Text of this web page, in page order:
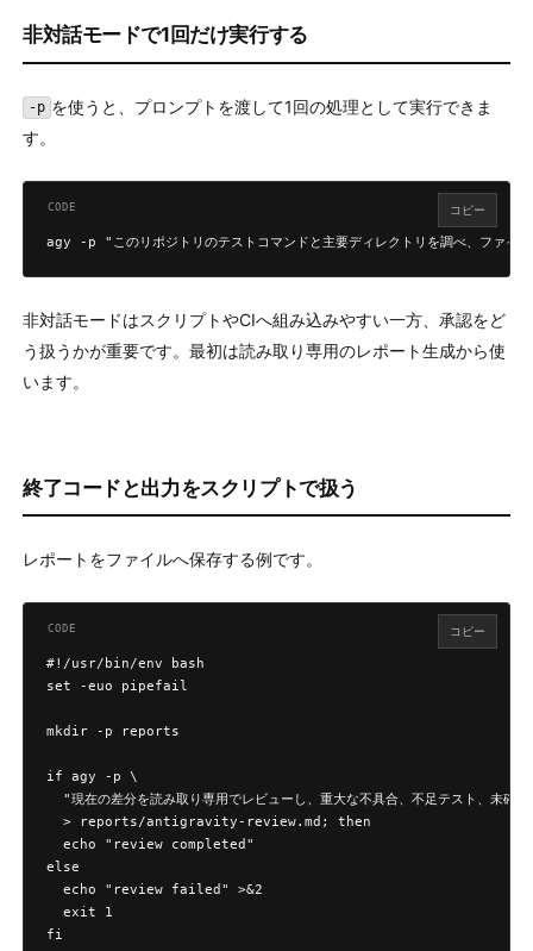
非対話モードで1回だけ実行する
-p を使うと、プロンプトを渡して1回の処理として実行できま
す。
agy -p "このリポジトリのテストコマンドと主要ディレクトリを調べ、ファイ
コピー
非対話モードはスクリプトやCIへ組み込みやすい一方、承認をど
う扱うかが重要です。最初は読み取り専用のレポート生成から使
います。
終了コードと出力をスクリプトで扱う
レポートをファイルへ保存する例です。
#!/usr/bin/env bash
set -euo pipefail
mkdir -p reports
if agy -p \
"現在の差分を読み取り専用でレビューし、重大な不具合、不足テスト、未
  > reports/antigravity-review.md; then
  echo "review completed"
else
  echo "review failed" >&2
  exit 1
fi
コピー